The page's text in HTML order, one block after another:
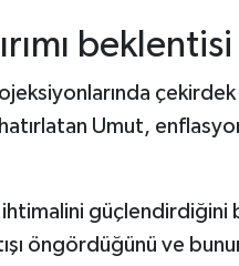
Umut,
ihtimalini
öngördüğünü ve